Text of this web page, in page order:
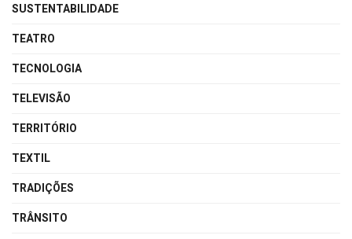
SUSTENTABILIDADE
TEATRO
TECNOLOGIA
TELEVISÃO
TERRITÓRIO
TEXTIL
TRADIÇÕES
TRÂNSITO